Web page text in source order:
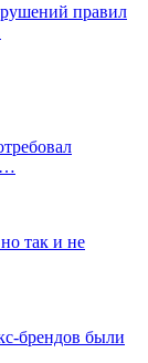
правил
так и не
брендов были